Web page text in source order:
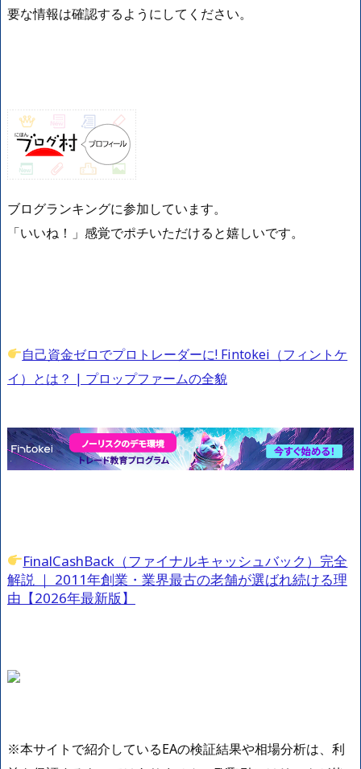
要な情報は確認するようにしてください。
ブログランキングに参加しています。
「いいね！」感覚でポチいただけると嬉しいです。
自己資金ゼロでプロトレーダーに! Fintokei（フィントケ
イ）とは？ | プロップファームの全貌
FinalCashBack（ファイナルキャッシュバック）完全
解説 ｜ 2011年創業・業界最古の老舗が選ばれ続ける理
由【2026年最新版】
※本サイトで紹介しているEAの検証結果や相場分析は、利